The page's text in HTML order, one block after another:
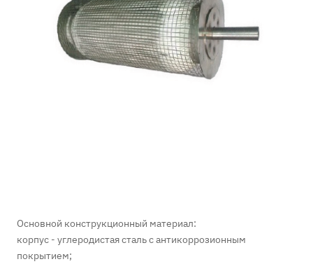
Основной конструкционный материал:
корпус - углеродистая сталь с антикоррозионным
покрытием;